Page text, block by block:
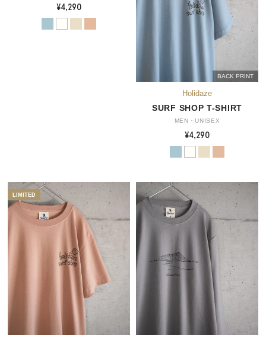
¥4,290
BACK PRINT
SURF SHOP T-SHIRT
MEN・UNISEX
¥4,290